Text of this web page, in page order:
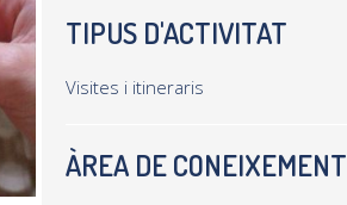
TIPUS D'ACTIVITAT
Visites i itineraris
ÀREA DE CONEIXEMENT